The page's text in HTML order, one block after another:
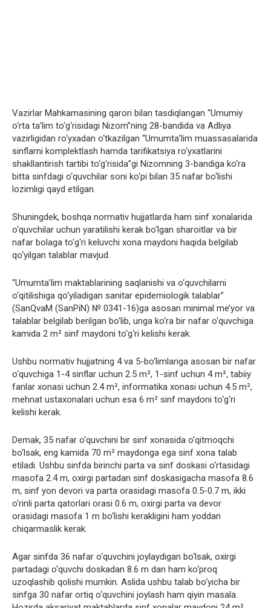
Vazirlar Mahkamasining qarori bilan tasdiqlangan “Umumiy
o‘rta ta’lim to‘g‘risidagi Nizom”ning 28-bandida va Adliya
vazirligidan ro‘yxadan o‘tkazilgan “Umumta’lim muassasalarida
sinflarni komplektlash hamda tarifikatsiya ro‘yxatlarini
shakllantirish tartibi to‘g‘risida”gi Nizomning 3-bandiga ko‘ra
bitta sinfdagi o‘quvchilar soni ko‘pi bilan 35 nafar bo‘lishi
lozimligi qayd etilgan.
Shuningdek, boshqa normativ hujjatlarda ham sinf xonalarida
o‘quvchilar uchun yaratilishi kerak bo‘lgan sharoitlar va bir
nafar bolaga to‘g‘ri keluvchi xona maydoni haqida belgilab
qo‘yilgan talablar mavjud.
“Umumta’lim maktablarining saqlanishi va o‘quvchilarni
o‘qitilishiga qo‘yiladigan sanitar epidemiologik talablar”
(SanQvaM (SanPiN) № 0341-16)ga asosan minimal me’yor va
talablar belgilab berilgan bo‘lib, unga ko‘ra bir nafar o‘quvchiga
kamida 2 m² sinf maydoni to‘g‘ri kelishi kerak.
Ushbu normativ hujjatning 4 va 5-bo‘limlariga asosan bir nafar
o‘quvchiga 1-4 sinflar uchun 2.5 m², 1-sinf uchun 4 m², tabiiy
fanlar xonasi uchun 2.4 m², informatika xonasi uchun 4.5 m²,
mehnat ustaxonalari uchun esa 6 m² sinf maydoni to‘g‘ri
kelishi kerak.
Demak, 35 nafar o‘quvchini bir sinf xonasida o‘qitmoqchi
bo‘lsak, eng kamida 70 m² maydonga ega sinf xona talab
etiladi. Ushbu sinfda birinchi parta va sinf doskasi o‘rtasidagi
masofa 2.4 m, oxirgi partadan sinf doskasigacha masofa 8.6
m, sinf yon devori va parta orasidagi masofa 0.5-0.7 m, ikki
o‘rinli parta qatorlari orasi 0.6 m, oxirgi parta va devor
orasidagi masofa 1 m bo‘lishi kerakligini ham yoddan
chiqarmaslik kerak.
Agar sinfda 36 nafar o‘quvchini joylaydigan bo‘lsak, oxirgi
partadagi o‘quvchi doskadan 8.6 m dan ham ko‘proq
uzoqlashib qolishi mumkin. Aslida ushbu talab bo‘yicha bir
sinfga 30 nafar ortiq o‘quvchini joylash ham qiyin masala.